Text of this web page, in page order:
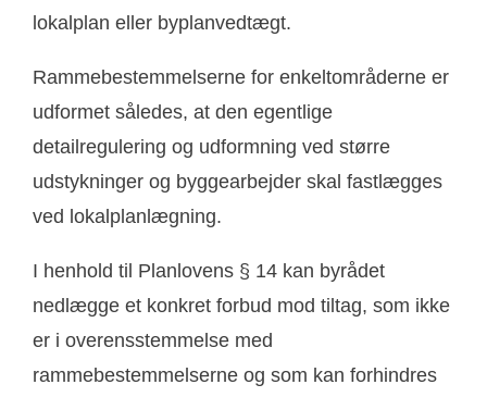
lokalplan eller byplanvedtægt.
Rammebestemmelserne for enkeltområderne er
udformet således, at den egentlige
detailregulering og udformning ved større
udstykninger og byggearbejder skal fastlægges
ved lokalplanlægning.
I henhold til Planlovens § 14 kan byrådet
nedlægge et konkret forbud mod tiltag, som ikke
er i overensstemmelse med
rammebestemmelserne og som kan forhindres